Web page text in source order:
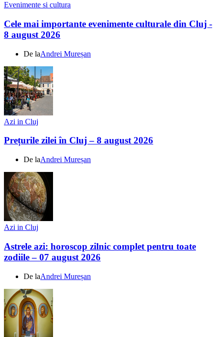
Evenimente si cultura
Cele mai importante evenimente culturale din Cluj -
8 august 2026
De laAndrei Mureșan
Azi in Cluj
Prețurile zilei în Cluj – 8 august 2026
De laAndrei Mureșan
Azi in Cluj
Astrele azi: horoscop zilnic complet pentru toate
zodiile – 07 august 2026
De laAndrei Mureșan